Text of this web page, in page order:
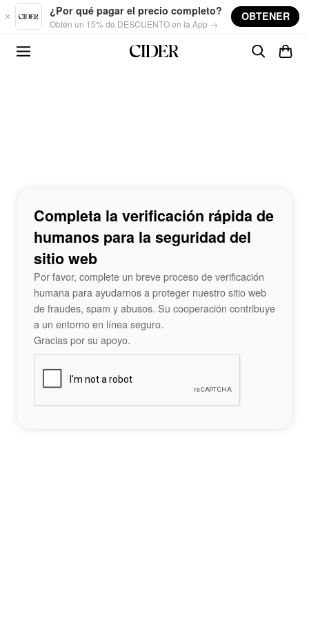
Skip to main content
¿Por qué pagar el precio completo?
Obtén un 15% de DESCUENTO en la App →
OBTENER
Completa la verificación rápida de
humanos para la seguridad del
sitio web
Por favor, complete un breve proceso de verificación
humana para ayudarnos a proteger nuestro sitio web
de fraudes, spam y abusos. Su cooperación contribuye
a un entorno en línea seguro.
Gracias por su apoyo.